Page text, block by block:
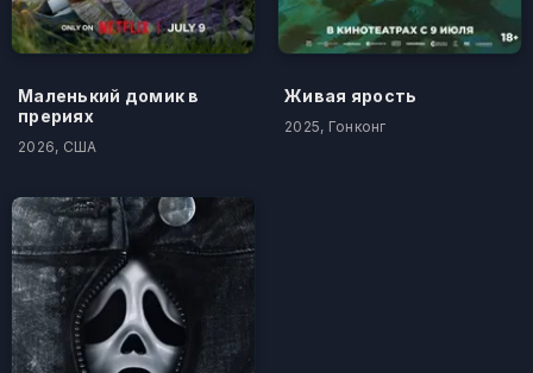
Маленький домик в
прериях
2026, США
Живая ярость
2025, Гонконг